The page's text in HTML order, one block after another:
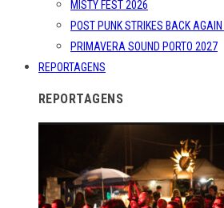
MISTY FEST 2026
POST PUNK STRIKES BACK
PRIMAVERA SOUND PORTO 2027
REPORTAGENS
REPORTAGENS